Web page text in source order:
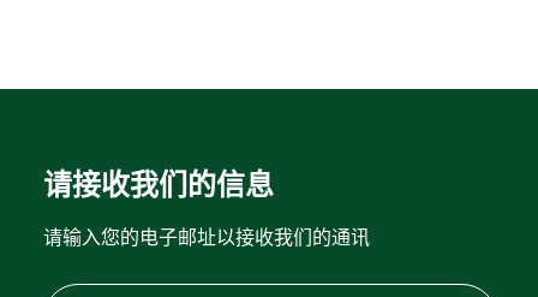
请接收我们的信息
请输入您的电子邮址以接收我们的通讯